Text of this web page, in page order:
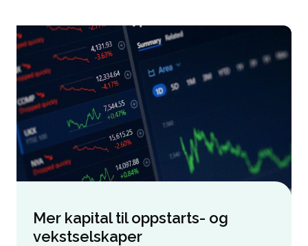
Mer kapital til oppstarts- og
vekstselskaper